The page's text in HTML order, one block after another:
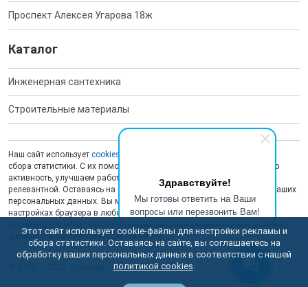
Здравствуйте!
Мы готовы ответить на Ваши
вопросы или перезвонить Вам!
Проспект Алексея Угарова 18ж
Каталог
Инженерная сантехника
Строительные материалы
Наш сайт использует cookies
сбора статистики. С их помощью мы анализируем пользовательскую
активность, улучшаем работу сайта и делаем рекламу более
релевантной. Оставаясь на сайте, вы даете согласие на обработку ваших
персональных данных. Вы можете отключить сохранение cookies в
настройках браузера в любой момент. На сайте также применяются
данных — в соответствующейПолитике.
Этот сайт использует cookie-файлы для настройки рекламы и
сбора статистики. Оставаясь на сайте, вы соглашаетесь на
обработку ваших персональных данных в соответствии с нашей
политикой cookies.